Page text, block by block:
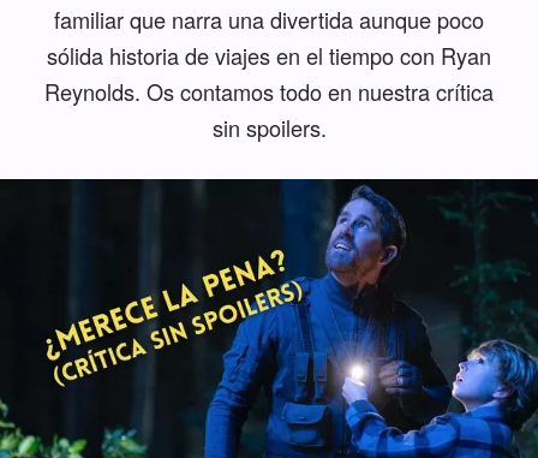
familiar que narra una divertida aunque poco
sólida historia de viajes en el tiempo con Ryan
Reynolds. Os contamos todo en nuestra crítica
sin spoilers.